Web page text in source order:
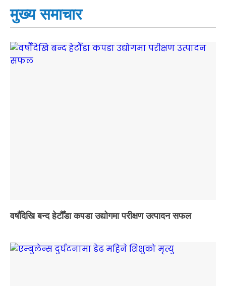
मुख्य समाचार
वर्षौँदेखि बन्द हेटौँडा कपडा उद्योगमा परीक्षण उत्पादन सफल